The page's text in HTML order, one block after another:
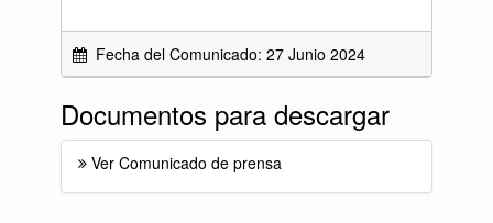
Fecha del Comunicado: 27 Junio 2024
Documentos para descargar
Ver Comunicado de prensa